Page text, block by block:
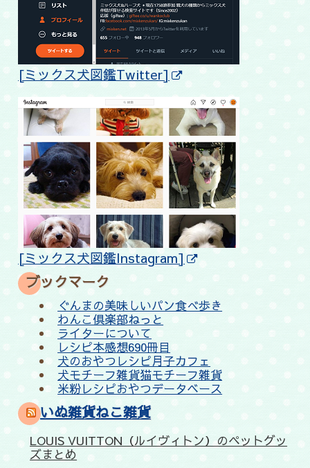
[ミックス犬図鑑Twitter]
[ミックス犬図鑑Instagram]
ブックマーク
ぐんまの美味しいパン食べ歩き
わんこ倶楽部ねっと
ライターについて
レシピ本感想690冊目
犬のおやつレシピ月子カフェ
犬モチーフ雑貨猫モチーフ雑貨
米粉レシピおやつデータベース
いぬ雑貨ねこ雑貨
LOUIS VUITTON（ルイヴィトン）のペットグッ
ズまとめ